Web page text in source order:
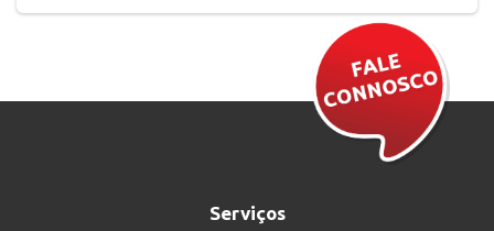
Serviços